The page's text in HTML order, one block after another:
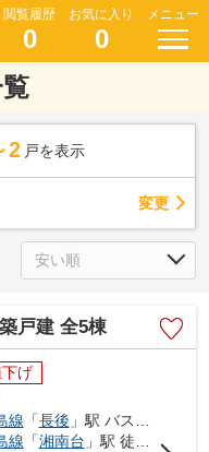
閲覧履歴
0
お気に入り
0
メニュー
2 戸を表示
変更
戸建 全5棟
げ
線 「長後 」駅 バス7分 「山谷」 停歩2分
線 「湘南台 」駅 徒歩39分